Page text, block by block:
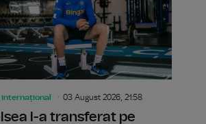
internațional 03 August 2026, 21:58
l-a transferat pe